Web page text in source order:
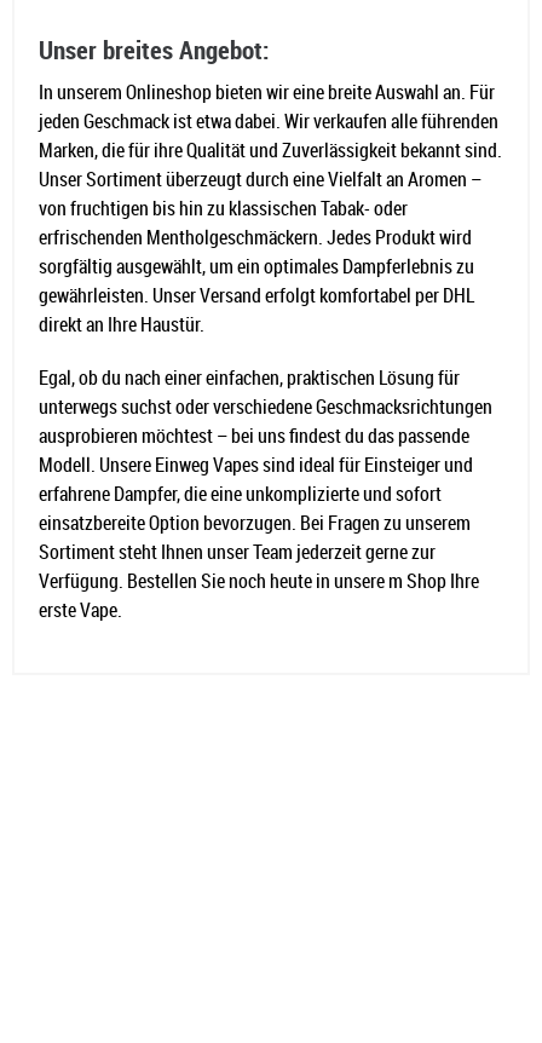
Unser breites Angebot:
In unserem Onlineshop bieten wir eine breite Auswahl an. Für
jeden Geschmack ist etwa dabei. Wir verkaufen alle führenden
Marken, die für ihre Qualität und Zuverlässigkeit bekannt sind.
Unser Sortiment überzeugt durch eine Vielfalt an Aromen –
von fruchtigen bis hin zu klassischen Tabak- oder
erfrischenden Mentholgeschmäckern. Jedes Produkt wird
sorgfältig ausgewählt, um ein optimales Dampferlebnis zu
gewährleisten. Unser Versand erfolgt komfortabel per DHL
direkt an Ihre Haustür.
Egal, ob du nach einer einfachen, praktischen Lösung für
unterwegs suchst oder verschiedene Geschmacksrichtungen
ausprobieren möchtest – bei uns findest du das passende
Modell. Unsere Einweg Vapes sind ideal für Einsteiger und
erfahrene Dampfer, die eine unkomplizierte und sofort
einsatzbereite Option bevorzugen. Bei Fragen zu unserem
Sortiment steht Ihnen unser Team jederzeit gerne zur
Verfügung. Bestellen Sie noch heute in unsere m Shop Ihre
erste Vape.